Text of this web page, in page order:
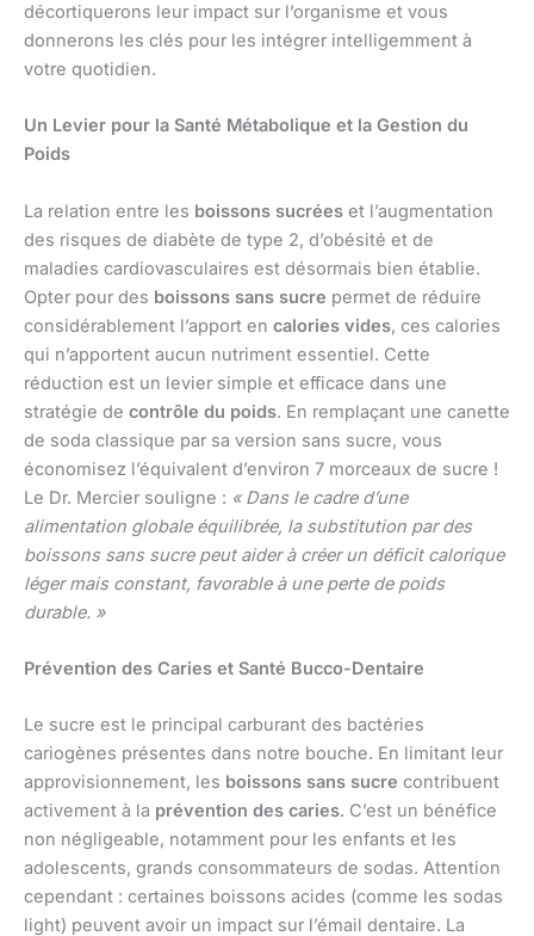
décortiquerons leur impact sur l’organisme et vous
donnerons les clés pour les intégrer intelligemment à
votre quotidien.
Un Levier pour la Santé Métabolique et la Gestion du
Poids
La relation entre les boissons sucrées et l’augmentation
des risques de diabète de type 2, d’obésité et de
maladies cardiovasculaires est désormais bien établie.
Opter pour des boissons sans sucre permet de réduire
considérablement l’apport en calories vides, ces calories
qui n’apportent aucun nutriment essentiel. Cette
réduction est un levier simple et efficace dans une
stratégie de contrôle du poids. En remplaçant une canette
de soda classique par sa version sans sucre, vous
économisez l’équivalent d’environ 7 morceaux de sucre !
Le Dr. Mercier souligne : « Dans le cadre d’une
alimentation globale équilibrée, la substitution par des
boissons sans sucre peut aider à créer un déficit calorique
léger mais constant, favorable à une perte de poids
durable. »
Prévention des Caries et Santé Bucco-Dentaire
Le sucre est le principal carburant des bactéries
cariogènes présentes dans notre bouche. En limitant leur
approvisionnement, les boissons sans sucre contribuent
activement à la prévention des caries. C’est un bénéfice
non négligeable, notamment pour les enfants et les
adolescents, grands consommateurs de sodas. Attention
cependant : certaines boissons acides (comme les sodas
light) peuvent avoir un impact sur l’émail dentaire. La